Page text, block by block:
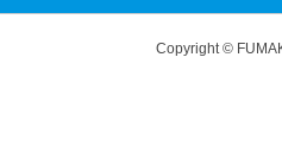
Copyright ©